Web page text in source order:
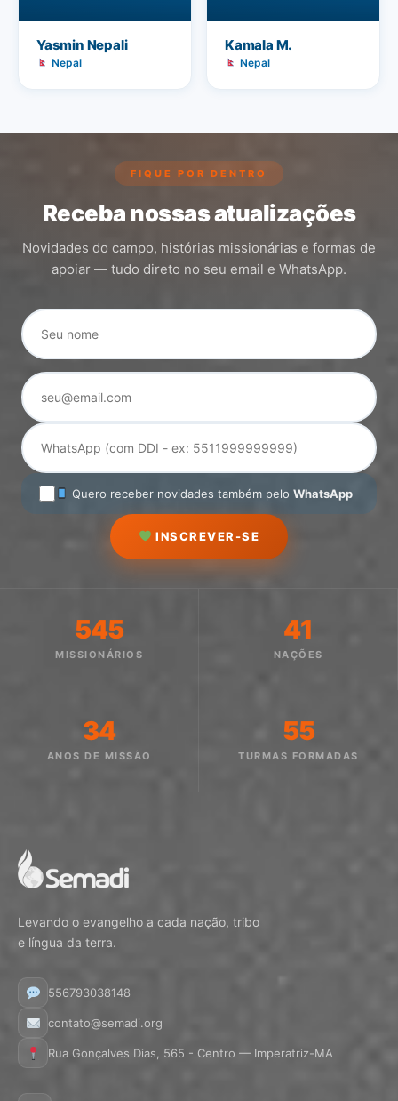
Yasmin Nepali
Nepal
Kamala M.
Nepal
FIQUE POR DENTRO
Receba nossas atualizações
Novidades do campo, histórias missionárias e formas de
apoiar — tudo direto no seu email e WhatsApp.
Quero receber novidades também pelo WhatsApp
INSCREVER-SE
545
MISSIONÁRIOS
41
NAÇÕES
34
ANOS DE MISSÃO
55
TURMAS FORMADAS
Levando o evangelho a cada nação, tribo
e língua da terra.
556793038148
contato@semadi.org
Rua Gonçalves Dias, 565 - Centro — Imperatriz-MA